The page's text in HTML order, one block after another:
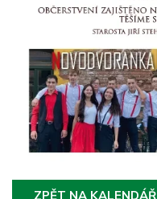
ZPĚT NA KALENDÁŘ